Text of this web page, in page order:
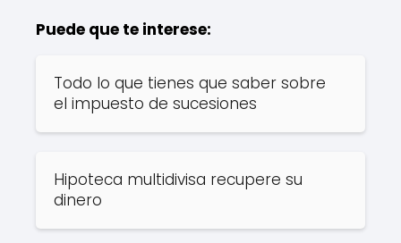
Puede que te interese:
Todo lo que tienes que saber sobre
el impuesto de sucesiones
Hipoteca multidivisa recupere su
dinero